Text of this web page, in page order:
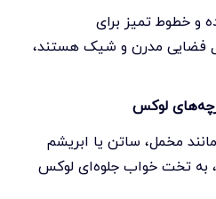
و خطوط تمیز برای
فضایی مدرن و شیک هستند،
لوکس
مخمل، ساتن یا ابریشم
به تخت خواب جلوه‌ای لوکس